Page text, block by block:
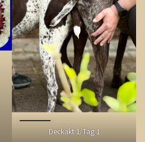
Deckakt 1/Tag 1